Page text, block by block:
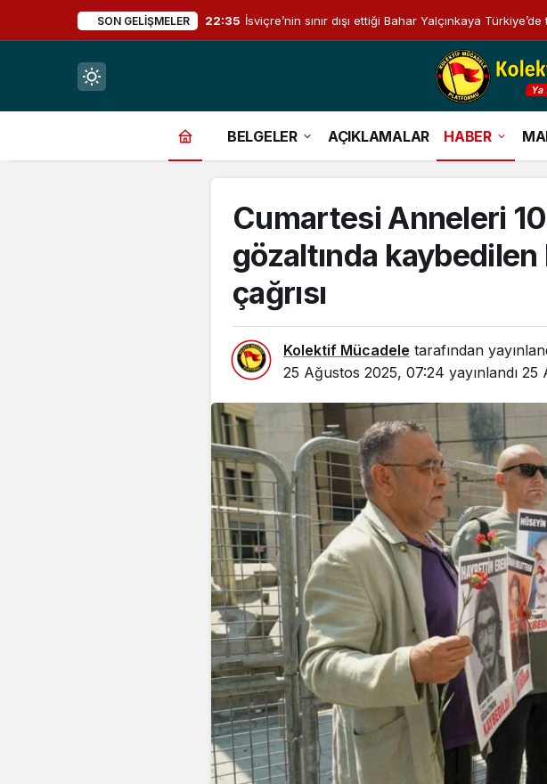
SON GELIŞMELER 22:35 İsviçre’nin sınır dışı ettiği Bahar Yalçınkaya
Mod
BELGELER AÇIKLAMALAR HABER
Cumartesi Anneleri
gözaltında
çağrısı
Kolektif Mücadele tarafından
25 Ağustos 2025, 07:24 yayınlandı 25